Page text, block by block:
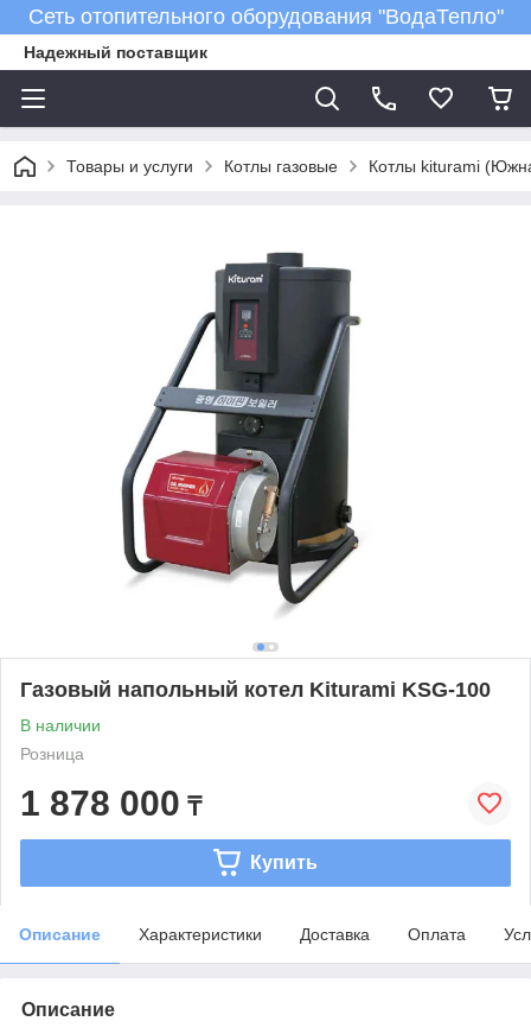
Сеть отопительного оборудования "ВодаТепло"
Надежный поставщик
Товары и услуги Котлы газовые Котлы kiturami
Газовый напольный котел Kiturami KSG-100
В наличии
Розница
1 878 000 ₸
Купить
Описание Характеристики Доставка Оплата
Описание